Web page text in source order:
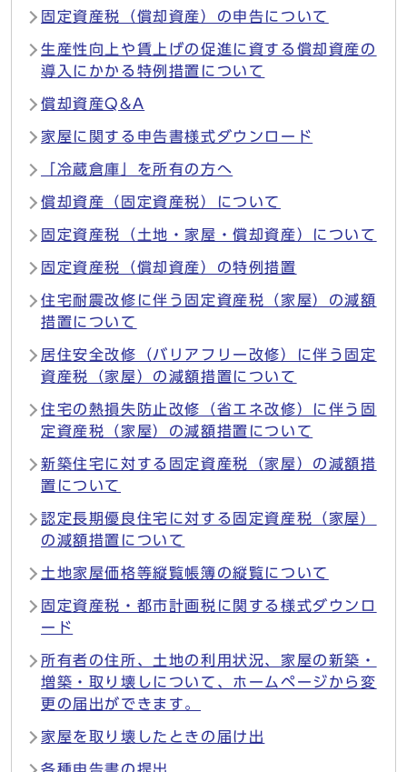
固定資産税（償却資産）の申告について
生産性向上や賃上げの促進に資する償却資産の
導入にかかる特例措置について
償却資産Q&A
家屋に関する申告書様式ダウンロード
「冷蔵倉庫」を所有の方へ
償却資産（固定資産税）について
固定資産税（土地・家屋・償却資産）について
固定資産税（償却資産）の特例措置
住宅耐震改修に伴う固定資産税（家屋）の減額
措置について
居住安全改修（バリアフリー改修）に伴う固定
資産税（家屋）の減額措置について
住宅の熱損失防止改修（省エネ改修）に伴う固
定資産税（家屋）の減額措置について
新築住宅に対する固定資産税（家屋）の減額措
置について
認定長期優良住宅に対する固定資産税（家屋）
の減額措置について
土地家屋価格等縦覧帳簿の縦覧について
固定資産税・都市計画税に関する様式ダウンロ
ード
所有者の住所、土地の利用状況、家屋の新築・
増築・取り壊しについて、ホームページから変
更の届出ができます。
家屋を取り壊したときの届け出